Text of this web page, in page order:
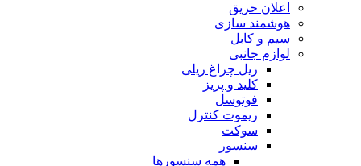
اعلان حریق
هوشمند سازی
سیم و کابل
لوازم جانبی
ریل چراغ ریلی
کلید و پریز
فوتوسل
ریموت کنترل
سوکت
سنسور
همه سنسورها